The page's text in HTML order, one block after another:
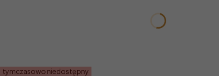
tymczasowo niedostępny